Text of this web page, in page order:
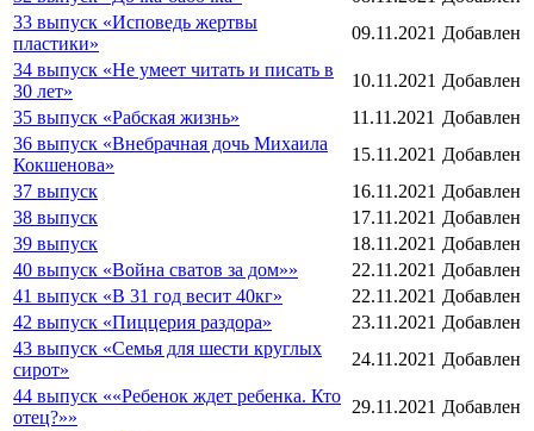
33 выпуск «Исповедь жертвы
пластики»
09.11.2021 Добавлен
34 выпуск «Не умеет читать и писать в
30 лет»
10.11.2021 Добавлен
35 выпуск «Рабская жизнь»
11.11.2021 Добавлен
36 выпуск «Внебрачная дочь Михаила
Кокшенова»
15.11.2021 Добавлен
37 выпуск
16.11.2021 Добавлен
38 выпуск
17.11.2021 Добавлен
39 выпуск
18.11.2021 Добавлен
40 выпуск «Война сватов за дом»»
22.11.2021 Добавлен
41 выпуск «В 31 год весит 40кг»
22.11.2021 Добавлен
42 выпуск «Пиццерия раздора»
23.11.2021 Добавлен
43 выпуск «Семья для шести круглых
сирот»
24.11.2021 Добавлен
44 выпуск ««Ребенок ждет ребенка. Кто
отец?»»
29.11.2021 Добавлен